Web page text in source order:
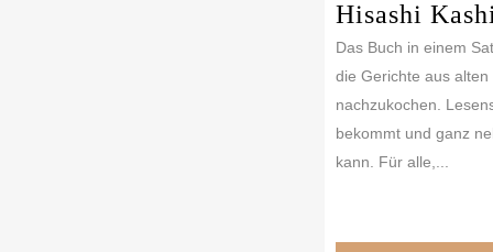
Hisashi
Das Buch in einem
die Gerichte aus
nachzukochen.
bekommt und ganz
kann. Für alle,...